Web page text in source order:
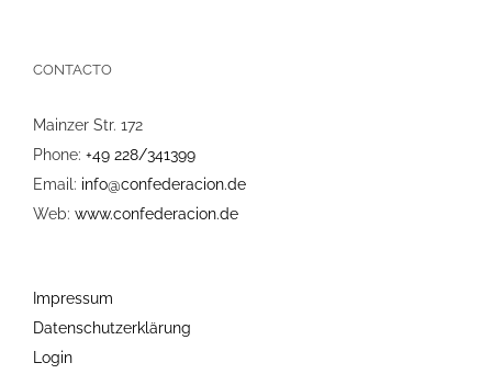
CONTACTO
Mainzer Str. 172
Phone: +49 228/341399
Email: info@confederacion.de
Web: www.confederacion.de
Impressum
Datenschutzerklärung
Login